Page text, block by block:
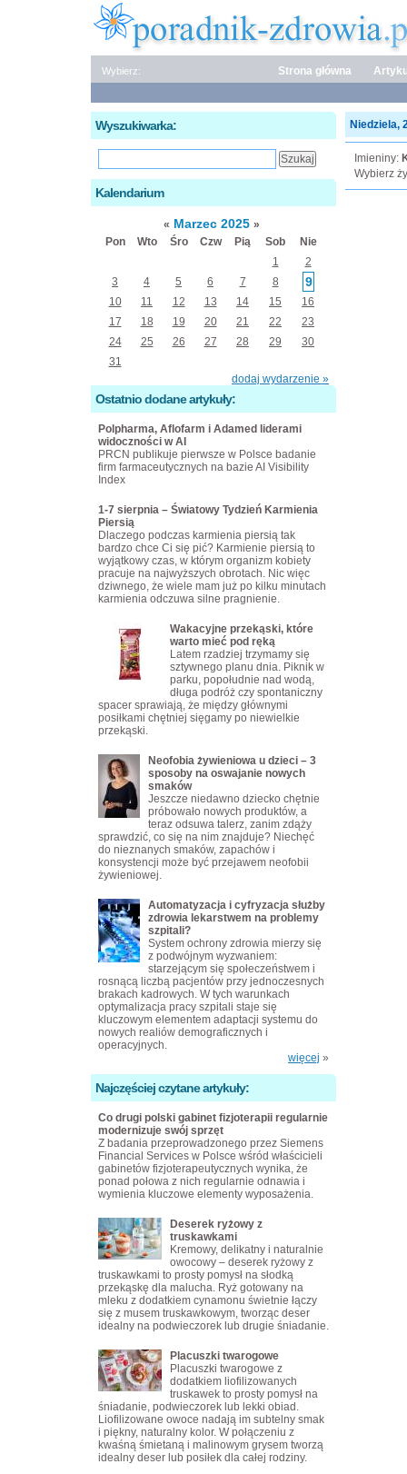
Wybierz: Strona główna
Niedziela,
Imieniny:
Wybierz
Wyszukiwarka:
Kalendarium
« Marzec 2025 »
Pon
Wto Śro Czw Pią Sob
Nie
1
2
3
4 5 6 7 8 9
10 11 12 13 14 15
16
17
18 19 20 21 22
23
24
25 26 27 28 29
30
31
dodaj wydarzenie »
Ostatnio dodane artykuły:
Polpharma, Aflofarm i Adamed liderami
widoczności w AI
PRCN publikuje pierwsze w Polsce badanie
firm farmaceutycznych na bazie AI Visibility
Index
1-7 sierpnia – Światowy Tydzień Karmienia
Piersią
Dlaczego podczas karmienia piersią tak
bardzo chce Ci się pić? Karmienie piersią to
wyjątkowy czas, w którym organizm kobiety
pracuje na najwyższych obrotach. Nic więc
dziwnego, że wiele mam już po kilku minutach
karmienia odczuwa silne pragnienie.
Wakacyjne przekąski, które
warto mieć pod ręką
Latem rzadziej trzymamy się
sztywnego planu dnia. Piknik w
parku, popołudnie nad wodą,
długa podróż czy spontaniczny
spacer sprawiają, że między głównymi
posiłkami chętniej sięgamy po niewielkie
przekąski.
Neofobia żywieniowa u dzieci – 3
sposoby na oswajanie nowych
smaków
Jeszcze niedawno dziecko chętnie
próbowało nowych produktów, a
teraz odsuwa talerz, zanim zdąży
sprawdzić, co się na nim znajduje? Niechęć
do nieznanych smaków, zapachów i
konsystencji może być przejawem neofobii
żywieniowej.
Automatyzacja i cyfryzacja służby
zdrowia lekarstwem na problemy
szpitali?
System ochrony zdrowia mierzy się
z podwójnym wyzwaniem:
starzejącym się społeczeństwem i
rosnącą liczbą pacjentów przy jednoczesnych
brakach kadrowych. W tych warunkach
optymalizacja pracy szpitali staje się
kluczowym elementem adaptacji systemu do
nowych realiów demograficznych i
operacyjnych.
więcej »
Najczęściej czytane artykuły:
Co drugi polski gabinet fizjoterapii regularnie
modernizuje swój sprzęt
Z badania przeprowadzonego przez Siemens
Financial Services w Polsce wśród właścicieli
gabinetów fizjoterapeutycznych wynika, że
ponad połowa z nich regularnie odnawia i
wymienia kluczowe elementy wyposażenia.
Deserek ryżowy z
truskawkami
Kremowy, delikatny i naturalnie
owocowy – deserek ryżowy z
truskawkami to prosty pomysł na słodką
przekąskę dla malucha. Ryż gotowany na
mleku z dodatkiem cynamonu świetnie łączy
się z musem truskawkowym, tworząc deser
idealny na podwieczorek lub drugie śniadanie.
Placuszki twarogowe
Placuszki twarogowe z
dodatkiem liofilizowanych
truskawek to prosty pomysł na
śniadanie, podwieczorek lub lekki obiad.
Liofilizowane owoce nadają im subtelny smak
i piękny, naturalny kolor. W połączeniu z
kwaśną śmietaną i malinowym grysem tworzą
idealny deser lub posiłek dla całej rodziny.